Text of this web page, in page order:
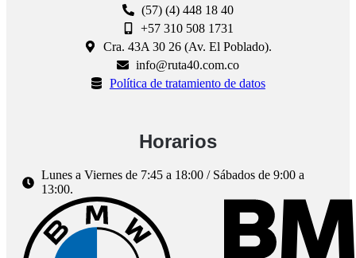
(57) (4) 448 18 40
+57 310 508 1731
Cra. 43A 30 26 (Av. El Poblado).
info@ruta40.com.co
Política de tratamiento de datos
Horarios
Lunes a Viernes de 7:45 a 18:00 / Sábados de 9:00 a
13:00.